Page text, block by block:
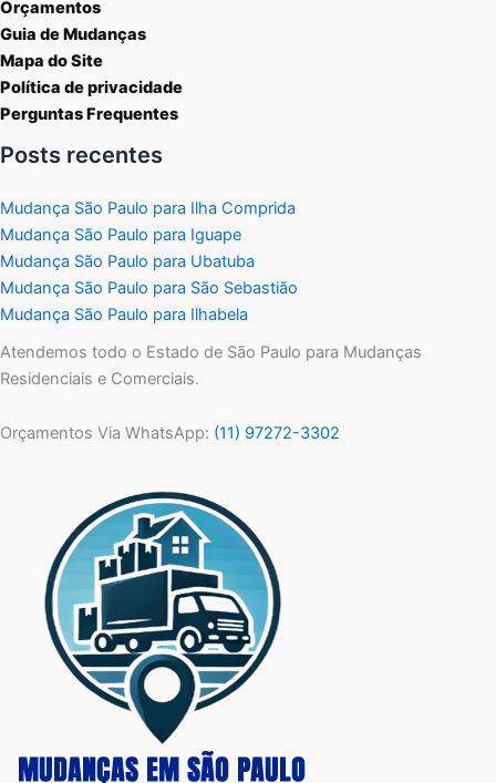
Orçamentos
Guia de Mudanças
Mapa do Site
Política de privacidade
Perguntas Frequentes
Posts recentes
Mudança São Paulo para Ilha Comprida
Mudança São Paulo para Iguape
Mudança São Paulo para Ubatuba
Mudança São Paulo para São Sebastião
Mudança São Paulo para Ilhabela
Atendemos todo o Estado de São Paulo para Mudanças
Residenciais e Comerciais.
Orçamentos Via WhatsApp: (11) 97272-3302